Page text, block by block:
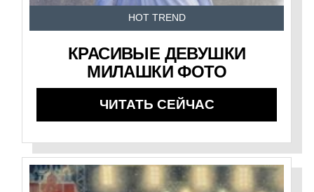
HOT TREND
КРАСИВЫЕ ДЕВУШКИ
МИЛАШКИ ФОТО
ЧИТАТЬ СЕЙЧАС